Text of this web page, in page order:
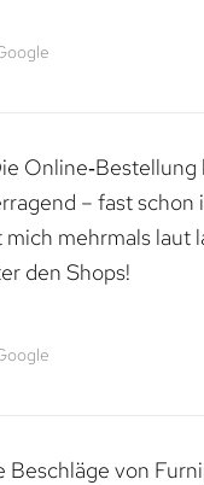
– fast
mehrmals
den Shops!
Beschläge von